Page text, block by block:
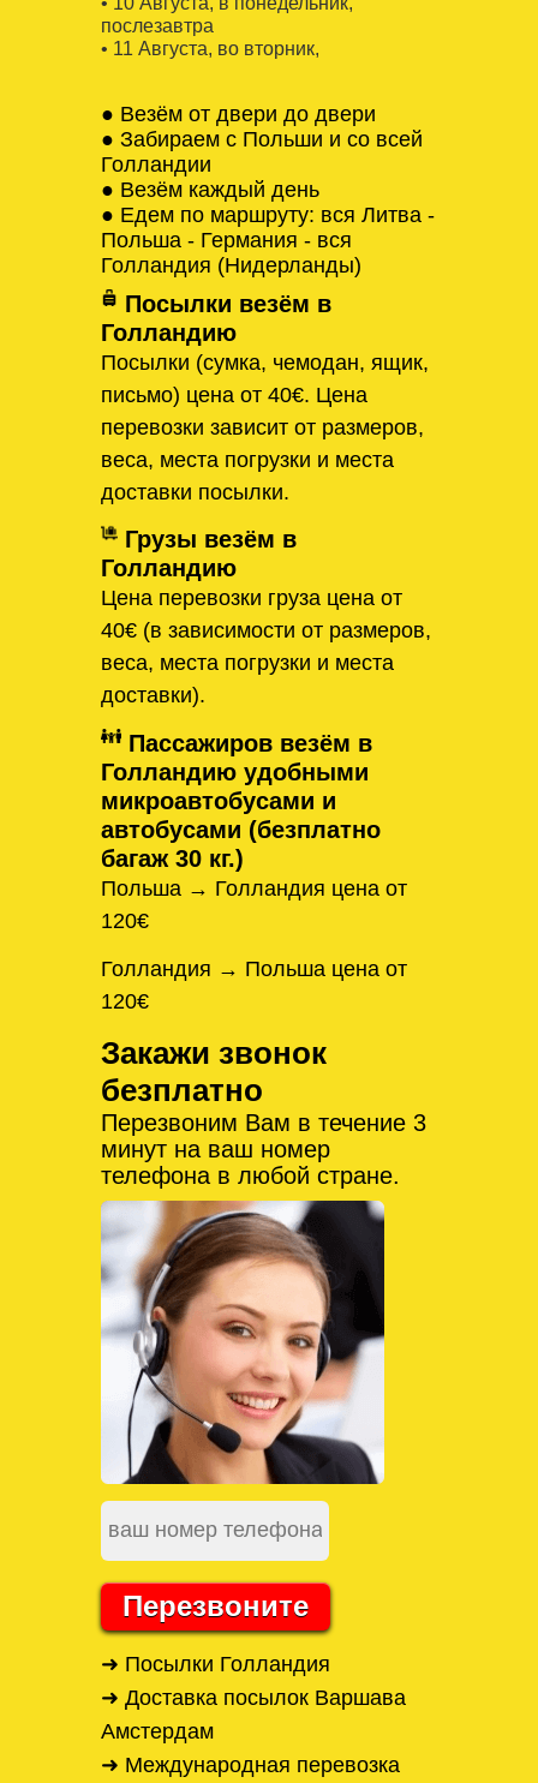
послезавтра
• 11 Августa, во вторник,
● Везём от двери до двери
● Забираем с Польши и со всей
Голландии
● Везём каждый день
● Едем по маршруту: вся Литва -
Польша - Германия - вся
Голландия (Нидерланды)
Посылки везём в
Голландию
Посылки (сумка, чемодан, ящик,
письмо) цена от 40€. Цена
перевозки зависит от размеров,
веса, места погрузки и места
доставки посылки.
Грузы везём в
Голландию
Цена перевозки груза цена от
40€ (в зависимости от размеров,
веса, места погрузки и места
доставки).
Пассажиров везём в
Голландию удобными
микроавтобусами и
автобусами (безплатно
багаж 30 кг.)
Польша → Голландия цена от
120€
Голландия → Польша цена от
120€
Закажи звонок
безплатно
Перезвоним Вам в течение 3
минут на ваш номер
телефона в любой стране.
Перезвоните
➜ Посылки Голландия
➜ Доставка посылок Варшава
Амстердам
➜ Международная перевозка